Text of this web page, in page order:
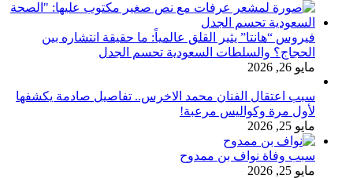
فيروس “هانتا” يثير القلق عالمياً: ما حقيقة انتشاره بين
الحجاج؟ والسلطات السعودية تحسم الجدل
مايو 26, 2026
سبب اعتقال الفنان محمد الاخرس.. تفاصيل صادمة يكشفها
لأول مرة وكواليس مرعبة!
مايو 25, 2026
سبب وفاة نواف بن ممدوح
مايو 25, 2026